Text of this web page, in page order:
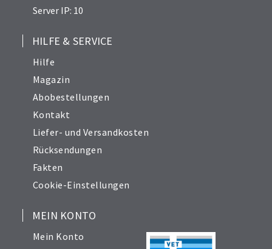
Server IP: 10
HILFE & SERVICE
Hilfe
Magazin
Abobestellungen
Kontakt
Liefer- und Versandkosten
Rücksendungen
Fakten
Cookie-Einstellungen
MEIN KONTO
Mein Konto